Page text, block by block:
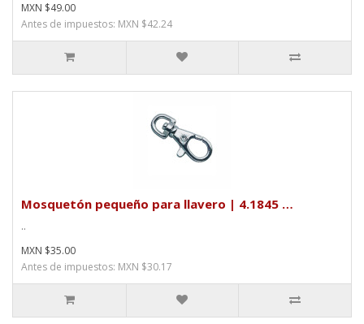
MXN $49.00
Antes de impuestos: MXN $42.24
Mosquetón pequeño para llavero | 4.1845 …
..
MXN $35.00
Antes de impuestos: MXN $30.17